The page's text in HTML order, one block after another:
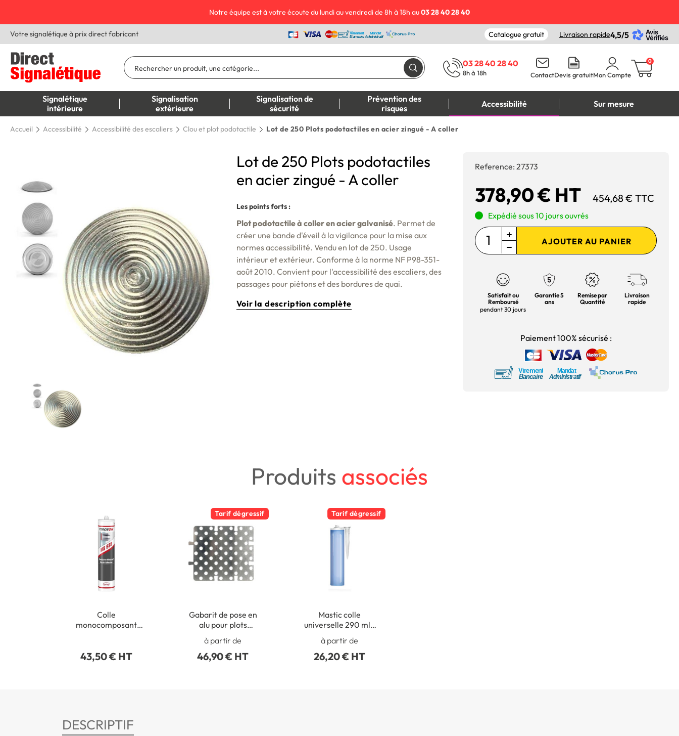
Notre équipe est à votre écoute du lundi au vendredi de 8h à 18h au03 28 40 28 40
Votre signalétique à prix direct fabricant Catalogue gratuit Livraison rapide4,5/5
03 28 40 28 40
8h à 18h ContactDevis gratuitMon Compte
0
Signalétique
intérieure
Signalisation
extérieure
Signalisation de
sécurité
Prévention des
risques
Accessibilité Sur mesure
Accueil Accessibilité Accessibilité des escaliers Clou et plot podotactile Lot de 250 Plots podotactiles en acier zingué - A coller
Lot de 250 Plots podotactiles
en acier zingué - A coller
Les points forts :
Plot podotactile à coller en acier galvanisé. Permet de
créer une bande d'éveil à la vigilance pour la mise aux
normes accessibilité. Vendu en lot de 250. Usage
intérieur et extérieur. Conforme à la norme NF P98-351-
août 2010. Convient pour l'accessibilité des escaliers, des
passages pour piétons et des bordures de quai.
Voir la description complète
Reference: 27373
378,90 € HT 454,68 € TTC
Expédié sous 10 jours ouvrés
AJOUTER AU PANIER
Satisfait ou
Remboursé
pendant 30 jours
Garantie 5
ans
Remise par
Quantité
Livraison
rapide
Paiement 100% sécurisé :
Produits associés
Colle
monocomposant
Extérieur - 290 ml
43,50 € HT
Tarif dégressif
Gabarit de pose en
alu pour plots
412 mm
à partir de
46,90 € HT
Tarif dégressif
Mastic colle
universelle 290 ml -
à partir de
26,20 € HT
DESCRIPTIF